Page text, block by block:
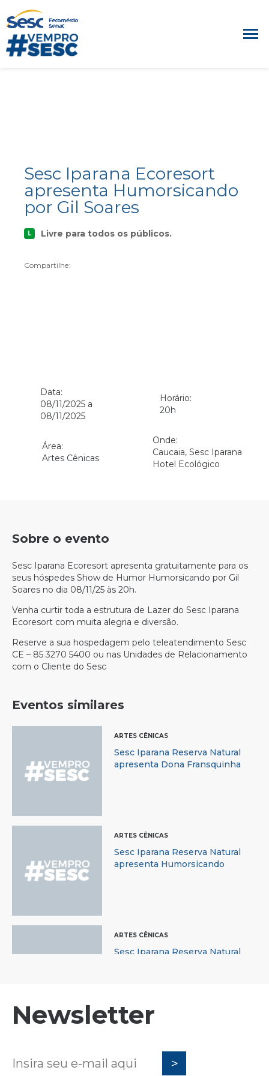
Sesc Iparana Ecoresort
apresenta Humorsicando
por Gil Soares
L Livre para todos os públicos.
Compartilhe:
Data:
08/11/2025 a
08/11/2025
Horário:
20h
Área:
Artes Cênicas
Onde:
Caucaia, Sesc Iparana
Hotel Ecológico
Sobre o evento
Sesc Iparana Ecoresort apresenta gratuitamente para os
seus hóspedes Show de Humor Humorsicando por Gil
Soares no dia 08/11/25 às 20h.
Venha curtir toda a estrutura de Lazer do Sesc Iparana
Ecoresort com muita alegria e diversão.
Reserve a sua hospedagem pelo teleatendimento Sesc
CE – 85 3270 5400 ou nas Unidades de Relacionamento
com o Cliente do Sesc
Eventos similares
ARTES CÊNICAS
Sesc Iparana Reserva Natural
apresenta Dona Fransquinha
ARTES CÊNICAS
Sesc Iparana Reserva Natural
apresenta Humorsicando
ARTES CÊNICAS
Sesc Iparana Reserva Natural
Trem da Alegria se apresenta no
Sesc Iparana Reserva Natural
Newsletter